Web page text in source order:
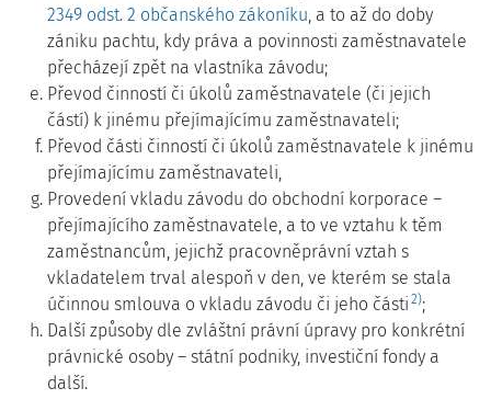
2349 odst. 2 občanského zákoníku, a to až do doby
zániku pachtu, kdy práva a povinnosti zaměstnavatele
přecházejí zpět na vlastníka závodu;
Převod činností či úkolů zaměstnavatele (či jejich
částí) k jinému přejímajícímu zaměstnavateli;
Převod části činností či úkolů zaměstnavatele k jinému
přejímajícímu zaměstnavateli,
Provedení vkladu závodu do obchodní korporace –
přejímajícího zaměstnavatele, a to ve vztahu k těm
zaměstnancům, jejichž pracovněprávní vztah s
vkladatelem trval alespoň v den, ve kterém se stala
účinnou smlouva o vkladu závodu či jeho části 2);
Další způsoby dle zvláštní právní úpravy pro konkrétní
právnické osoby – státní podniky, investiční fondy a
další.